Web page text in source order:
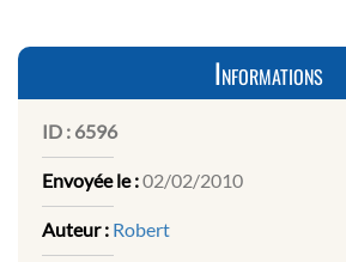
Informations
ID : 6596
Envoyée le :02/02/2010
Auteur : Robert